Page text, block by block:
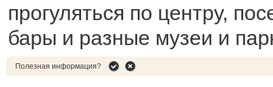
прогуляться по центру,
бары и разные музеи и
Полезная информация?